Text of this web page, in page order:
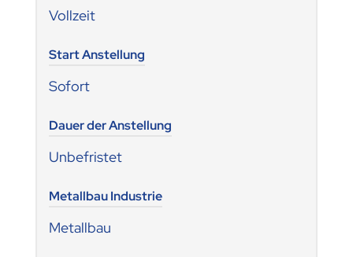
Vollzeit
Start Anstellung
Sofort
Dauer der Anstellung
Unbefristet
Metallbau Industrie
Metallbau